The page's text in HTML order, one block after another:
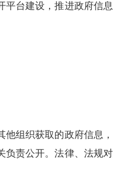
台建设，推进政府信息
组织获取的政府信息，
责公开。法律、法规